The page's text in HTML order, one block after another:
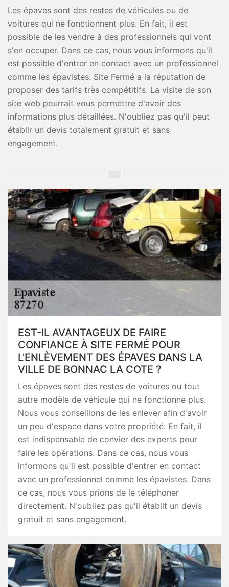
Les épaves sont des restes de véhicules ou de
voitures qui ne fonctionnent plus. En fait, il est
possible de les vendre à des professionnels qui vont
s'en occuper. Dans ce cas, nous vous informons qu'il
est possible d'entrer en contact avec un professionnel
comme les épavistes. Site Fermé a la réputation de
proposer des tarifs très compétitifs. La visite de son
site web pourrait vous permettre d'avoir des
informations plus détaillées. N'oubliez pas qu'il peut
établir un devis totalement gratuit et sans
engagement.
EST-IL AVANTAGEUX DE FAIRE
CONFIANCE À SITE FERMÉ POUR
L'ENLÈVEMENT DES ÉPAVES DANS LA
VILLE DE BONNAC LA COTE ?
Les épaves sont des restes de voitures ou tout
autre modèle de véhicule qui ne fonctionne plus.
Nous vous conseillons de les enlever afin d'avoir
un peu d'espace dans votre propriété. En fait, il
est indispensable de convier des experts pour
faire les opérations. Dans ce cas, nous vous
informons qu'il est possible d'entrer en contact
avec un professionnel comme les épavistes. Dans
ce cas, nous vous prions de le téléphoner
directement. N'oubliez pas qu'il établit un devis
gratuit et sans engagement.